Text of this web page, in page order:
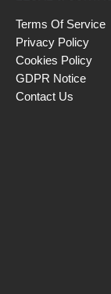
Terms Of Service
Privacy Policy
Cookies Policy
GDPR Notice
Contact Us